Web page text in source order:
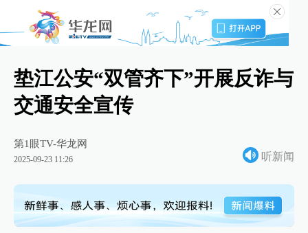
垫江公安“双管齐下”开展反诈与
交通安全宣传
第1眼TV-华龙网
2025-09-23 11:26 听新闻